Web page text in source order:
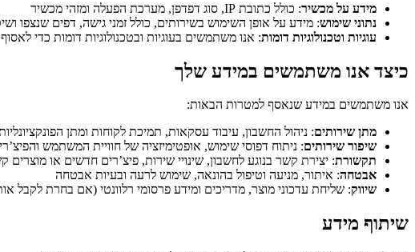
מידע על מכשיר: כולל כתובת IP, סוג דפדפן, מערכת הפעלה ומזהי מכשיר
נתוני שימוש: מידע על אופן השימוש בשירותים, כולל זמני גישה, דפים שנצפו
עוגיות וטכנולוגיות דומות: אנו משתמשים בעוגיות ובטכנולוגיות דומות כדי
כיצד אנו משתמשים במידע שלך
אנו משתמשים במידע שנאסף למטרות הבאות:
מתן שירותים: ניהול החשבון, עיבוד עסקאות, תמיכת לקוחות ומתן
שיפור שירותים: ניתוח דפוסי שימוש, אופטימיזציה של חוויית המשתמש
תקשורת: יצירת קשר בנוגע לחשבון, שינויי שירות, פיצ’רים חדשים או מוצרים
אבטחה: איתור, מניעה וטיפול בהונאה, שימוש לרעה ובעיות אבטחה
שיווק: שליחת עדכוני מוצר, מדריכים ומידע פרסומי רלוונטי (אם בחרת לקבל
שיתוף מידע